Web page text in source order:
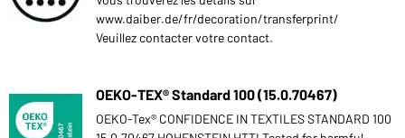
www.daiber.de/fr/decoration/transferprint/
Veuillez contacter votre contact.
OEKO-TEX® Standard 100 (15.0.70467)
OEKO-Tex® CONFIDENCE IN TEXTILES STANDARD 100